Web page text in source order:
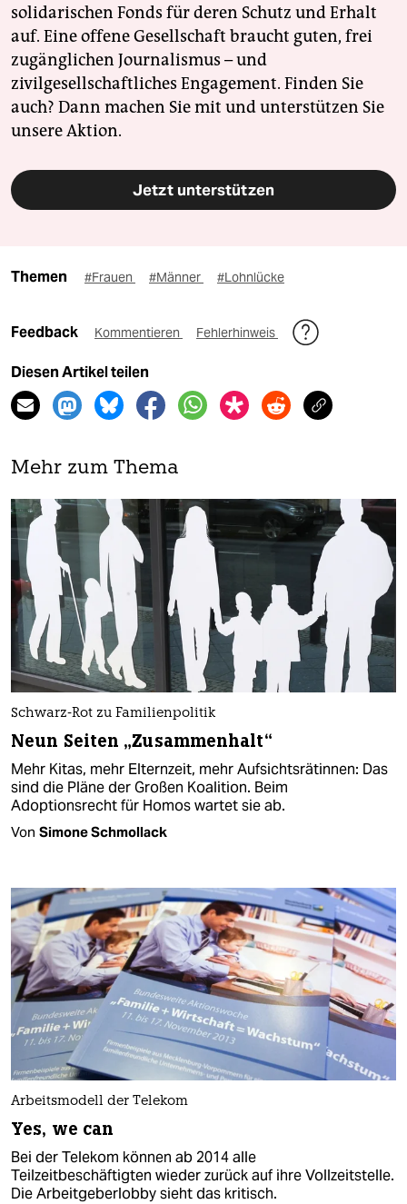
solidarischen Fonds für deren Schutz und Erhalt
auf. Eine offene Gesellschaft braucht guten, frei
zugänglichen Journalismus – und
zivilgesellschaftliches Engagement. Finden Sie
auch? Dann machen Sie mit und unterstützen Sie
unsere Aktion.
Jetzt unterstützen
Themen #Frauen #Männer #Lohnlücke
Feedback Kommentieren Fehlerhinweis
Diesen Artikel teilen
Mehr zum Thema
Schwarz-Rot zu Familienpolitik
Neun Seiten „Zusammenhalt“
Mehr Kitas, mehr Elternzeit, mehr Aufsichtsrätinnen: Das
sind die Pläne der Großen Koalition. Beim
Adoptionsrecht für Homos wartet sie ab.
Von Simone Schmollack
Arbeitsmodell der Telekom
Yes, we can
Bei der Telekom können ab 2014 alle
Teilzeitbeschäftigten wieder zurück auf ihre Vollzeitstelle.
Die Arbeitgeberlobby sieht das kritisch.